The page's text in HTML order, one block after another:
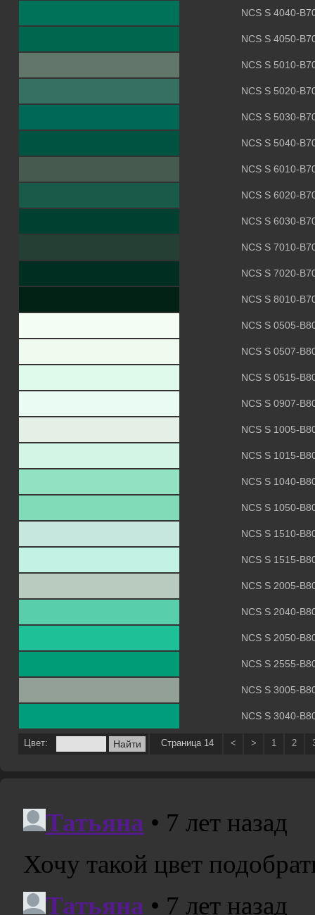
NCS S 4040-
NCS S 4050-
NCS S 5010-
NCS S 5020-
NCS S 5030-
NCS S 5040-
NCS S 6010-
NCS S 6020-
NCS S 6030-
NCS S 7010-
NCS S 7020-
NCS S 8010-
NCS S 0505-
NCS S 0507-
NCS S 0515-
NCS S 0907-
NCS S 1005-
NCS S 1015-
NCS S 1040-
NCS S 1050-
NCS S 1510-
NCS S 1515-
NCS S 2005-
NCS S 2040-
NCS S 2050-
NCS S 2555-
NCS S 3005-
NCS S 3040-
Цвет: Страница 14 < > 1 2